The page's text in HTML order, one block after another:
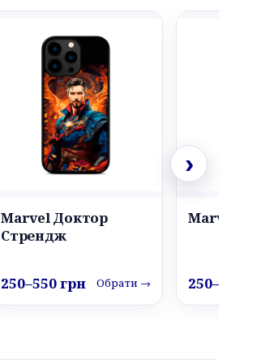
Marvel Доктор
Стрендж
250–550 грн Обрати →
Marvel
250–550 грн
›